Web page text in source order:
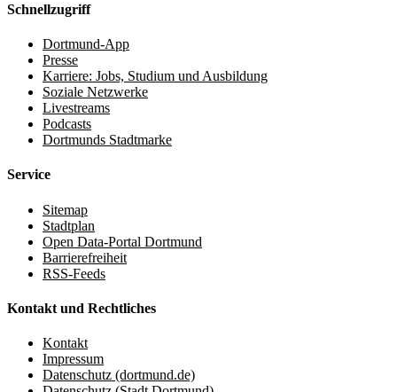
Schnellzugriff
Dortmund-App
Presse
Karriere: Jobs, Studium und Ausbildung
Soziale Netzwerke
Livestreams
Podcasts
Dortmunds Stadtmarke
Service
Sitemap
Stadtplan
Open Data-Portal Dortmund
Barrierefreiheit
RSS-Feeds
Kontakt und Rechtliches
Kontakt
Impressum
Datenschutz (dortmund.de)